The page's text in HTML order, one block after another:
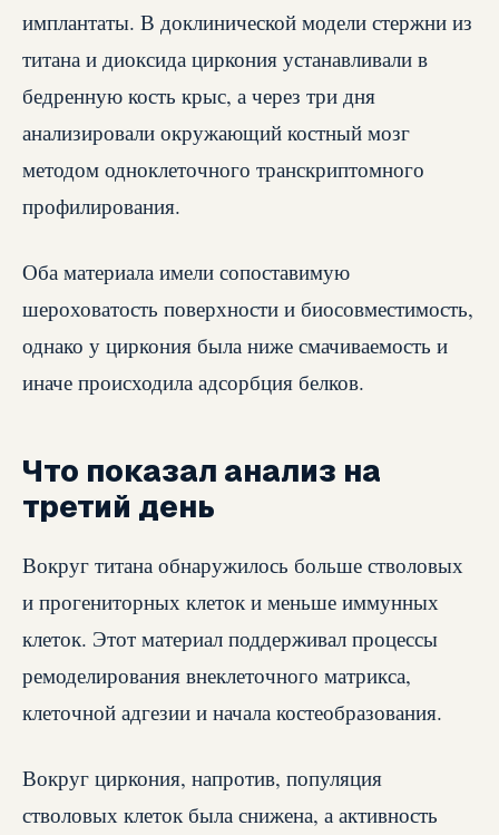
имплантаты. В доклинической модели стержни из
титана и диоксида циркония устанавливали в
бедренную кость крыс, а через три дня
анализировали окружающий костный мозг
методом одноклеточного транскриптомного
профилирования.
Оба материала имели сопоставимую
шероховатость поверхности и биосовместимость,
однако у циркония была ниже смачиваемость и
иначе происходила адсорбция белков.
Что показал анализ на
третий день
Вокруг титана обнаружилось больше стволовых
и прогениторных клеток и меньше иммунных
клеток. Этот материал поддерживал процессы
ремоделирования внеклеточного матрикса,
клеточной адгезии и начала костеобразования.
Вокруг циркония, напротив, популяция
стволовых клеток была снижена, а активность